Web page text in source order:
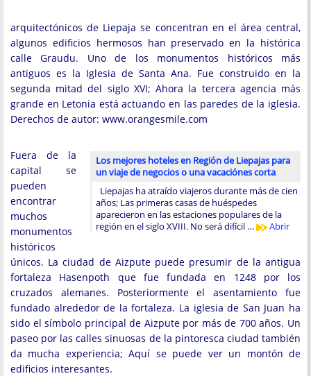
arquitectónicos de Liepaja se concentran en el área central,
algunos edificios hermosos han preservado en la histórica
calle Graudu. Uno de los monumentos históricos más
antiguos es la Iglesia de Santa Ana. Fue construido en la
segunda mitad del siglo XVI; Ahora la tercera agencia más
grande en Letonia está actuando en las paredes de la iglesia.
Derechos de autor: www.orangesmile.com
Los mejores hoteles en Región de Liepajas para
un viaje de negocios o una vacaciónes corta
Liepajas ha atraído viajeros durante más de cien
años; Las primeras casas de huéspedes
aparecieron en las estaciones populares de la
región en el siglo XVIII. No será difícil …
Abrir
Fuera de la
capital se
pueden
encontrar
muchos
monumentos
históricos
únicos. La ciudad de Aizpute puede presumir de la antigua
fortaleza Hasenpoth que fue fundada en 1248 por los
cruzados alemanes. Posteriormente el asentamiento fue
fundado alrededor de la fortaleza. La iglesia de San Juan ha
sido el símbolo principal de Aizpute por más de 700 años. Un
paseo por las calles sinuosas de la pintoresca ciudad también
da mucha experiencia; Aquí se puede ver un montón de
edificios interesantes.